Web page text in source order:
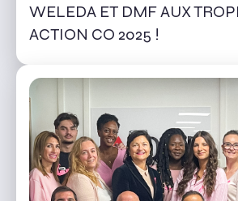
WELEDA ET DMF AUX
ACTION CO 2025 !